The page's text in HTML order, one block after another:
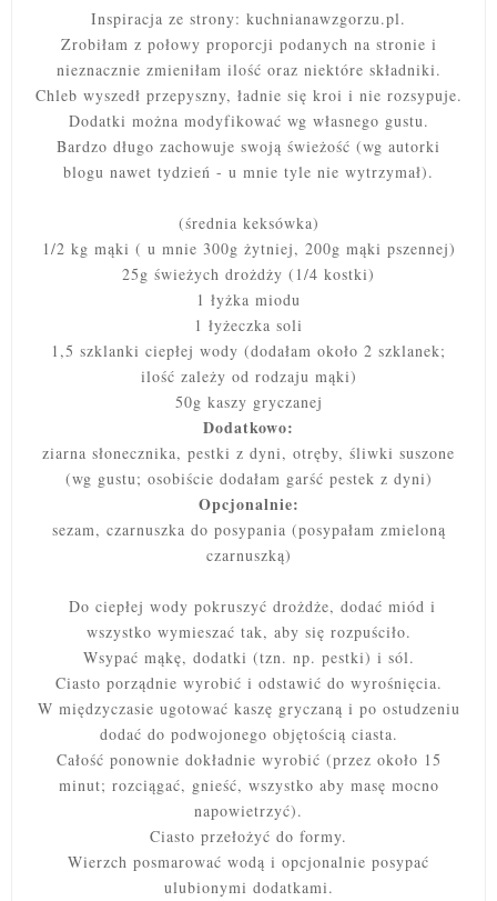
Inspiracja ze strony: kuchnianawzgorzu.pl.
Zrobiłam z połowy proporcji podanych na stronie i
nieznacznie zmieniłam ilość oraz niektóre składniki.
Chleb wyszedł przepyszny, ładnie się kroi i nie rozsypuje.
Dodatki można modyfikować wg własnego gustu.
Bardzo długo zachowuje swoją świeżość (wg autorki
blogu nawet tydzień - u mnie tyle nie wytrzymał).
(średnia keksówka)
1/2 kg mąki ( u mnie 300g żytniej, 200g mąki pszennej)
25g świeżych drożdży (1/4 kostki)
1 łyżka miodu
1 łyżeczka soli
1,5 szklanki ciepłej wody (dodałam około 2 szklanek;
ilość zależy od rodzaju mąki)
50g kaszy gryczanej
Dodatkowo:
ziarna słonecznika, pestki z dyni, otręby, śliwki suszone
(wg gustu; osobiście dodałam garść pestek z dyni)
Opcjonalnie:
sezam, czarnuszka do posypania (posypałam zmieloną
czarnuszką)
Do ciepłej wody pokruszyć drożdże, dodać miód i
wszystko wymieszać tak, aby się rozpuściło.
Wsypać mąkę, dodatki (tzn. np. pestki) i sól.
Ciasto porządnie wyrobić i odstawić do wyrośnięcia.
W międzyczasie ugotować kaszę gryczaną i po ostudzeniu
dodać do podwojonego objętością ciasta.
Całość ponownie dokładnie wyrobić (przez około 15
minut; rozciągać, gnieść, wszystko aby masę mocno
napowietrzyć).
Ciasto przełożyć do formy.
Wierzch posmarować wodą i opcjonalnie posypać
ulubionymi dodatkami.